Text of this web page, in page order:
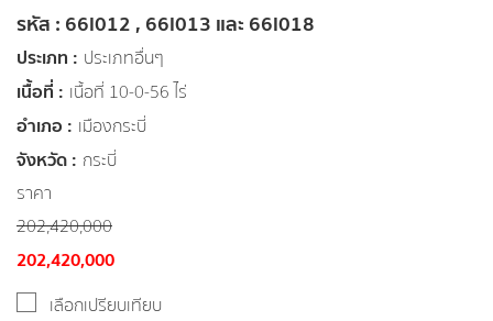
รหัส : 66I012 , 66I013 และ 66I018
ประเภท : ประเภทอื่นๆ
เนื้อที่ : เนื้อที่ 10-0-56 ไร่
อำเภอ : เมืองกระบี่
จังหวัด : กระบี่
ราคา
202,420,000
202,420,000
เลือกเปรียบเทียบ